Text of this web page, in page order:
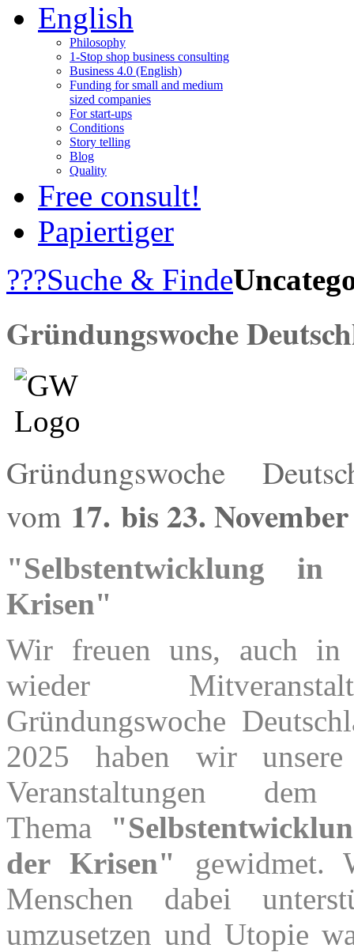
English
Philosophy
1-Stop shop business consulting
Business 4.0 (English)
Funding for small and medium
sized companies
For start-ups
Conditions
Story telling
Blog
Quality
Free consult!
Papiertiger
???Suche & Finde
Gründungswoche
Gründungswoche
vom 17. bis 23.
"Selbstentwicklung
Krisen"
Wir freuen uns, auch in
wieder
Gründungswoche
2025 haben wir unsere
Veranstaltungen dem
Thema
der Krisen" gewidmet.
Menschen dabei
umzusetzen und Utopie